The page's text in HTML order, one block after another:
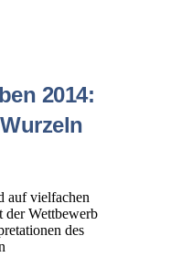
2014:
auf vielfachen
der Wettbewerb
des